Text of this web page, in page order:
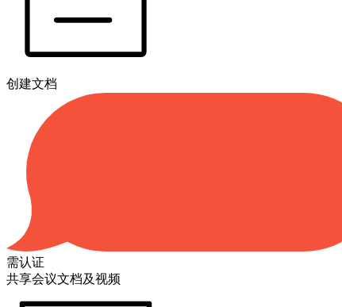
创建文档
需认证
共享会议文档及视频